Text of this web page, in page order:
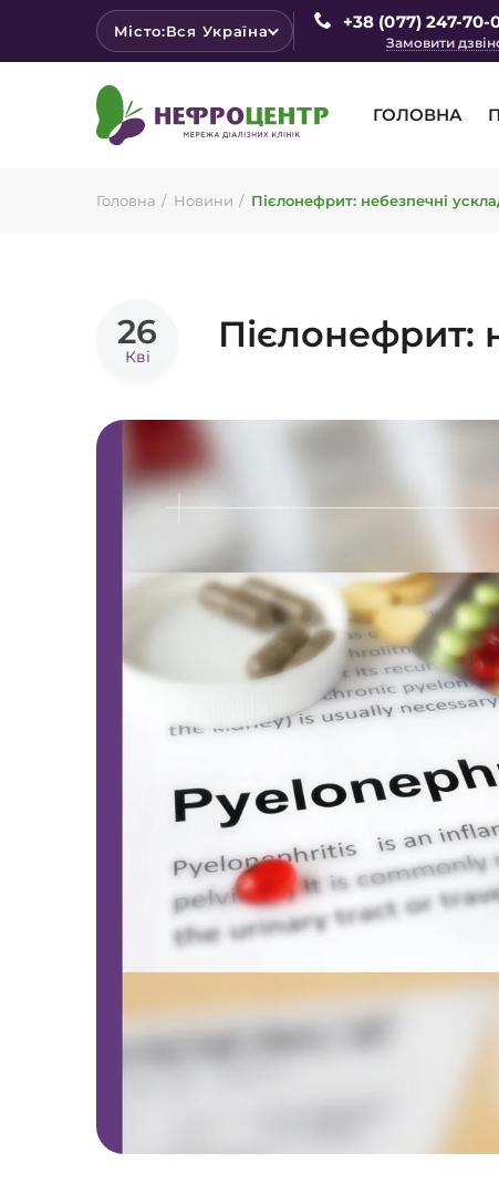
Місто:Вся Україна +38 (077) 247-70-
Замовити
ГОЛОВНА
Головна Новини Пієлонефрит: небезпечні
26
Кві
Пієлонефрит: